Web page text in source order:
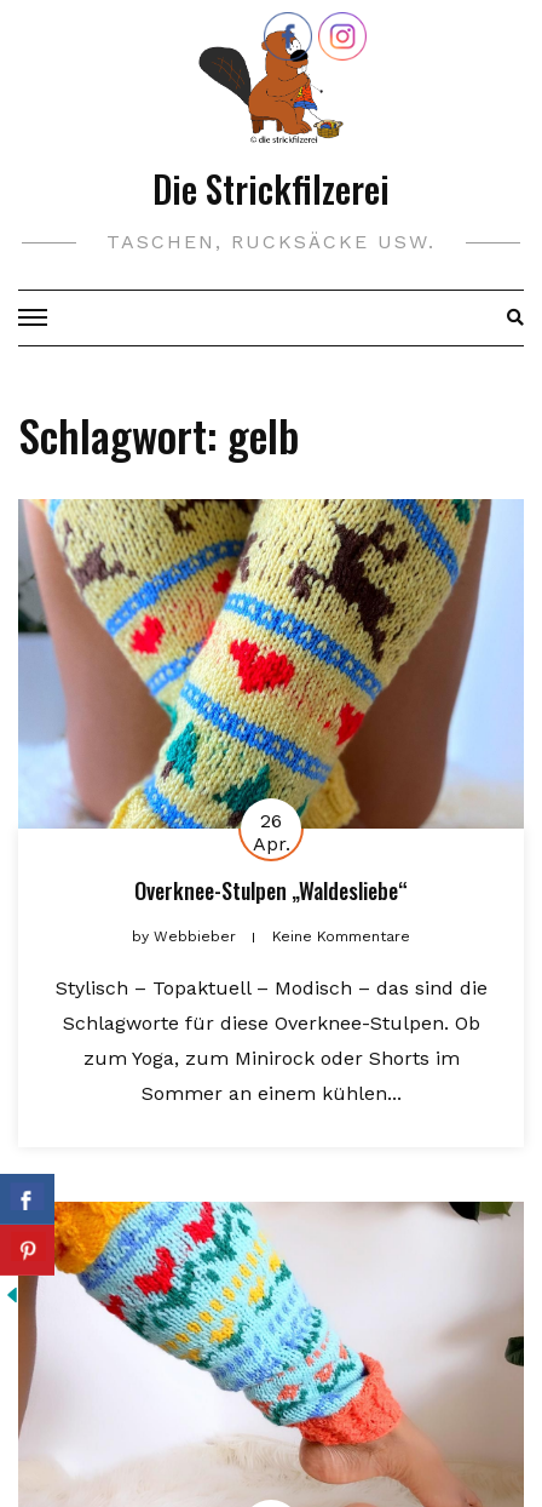
Die Strickfilzerei
TASCHEN, RUCKSÄCKE USW.
Schlagwort: gelb
26
Apr.
Overknee-Stulpen „Waldesliebe“
by Webbieber Keine Kommentare
Stylisch – Topaktuell – Modisch – das sind die
Schlagworte für diese Overknee-Stulpen. Ob
zum Yoga, zum Minirock oder Shorts im
Sommer an einem kühlen...